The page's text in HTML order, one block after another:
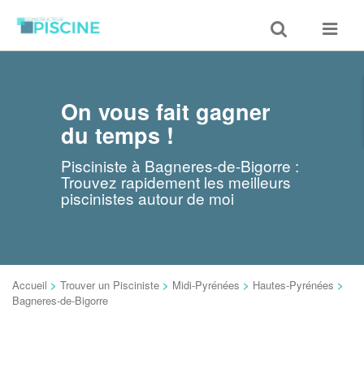
Toggle
search
Toggle
On vous fait gagner
du temps !
Pisciniste à Bagneres-de-Bigorre :
Trouvez rapidement les meilleurs
piscinistes autour de moi
Accueil > Trouver un Pisciniste > Midi-Pyrénées > Hautes-Pyrénées >
Bagneres-de-Bigorre